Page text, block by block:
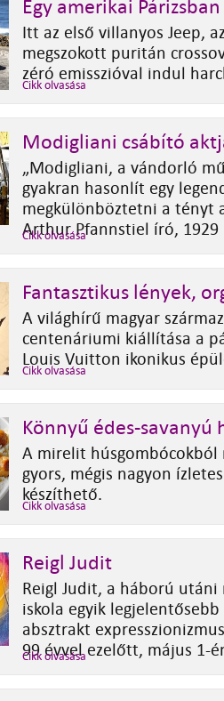
Egy amerikai Párizsban
Itt az első villanyos Jeep,
megszokott puritán
zéró emisszióval indul
Cikk olvasása
Modigliani csábító
„Modigliani, a vándorló
gyakran hasonlít egy
megkülönböztetni a tényt
Arthur Pfannstiel író, 1929
Cikk olvasása
Fantasztikus lények,
A világhírű magyar
centenáriumi kiállítása a
Louis Vuitton ikonikus
Cikk olvasása
Könnyű édes-savanyú
A mirelit húsgombócokból
gyors, mégis nagyon
készíthető.
Cikk olvasása
Reigl Judit
Reigl Judit, a háború utáni
iskola egyik legjelentősebb
absztrakt
99 évvel ezelőtt, május 1-
Cikk olvasása